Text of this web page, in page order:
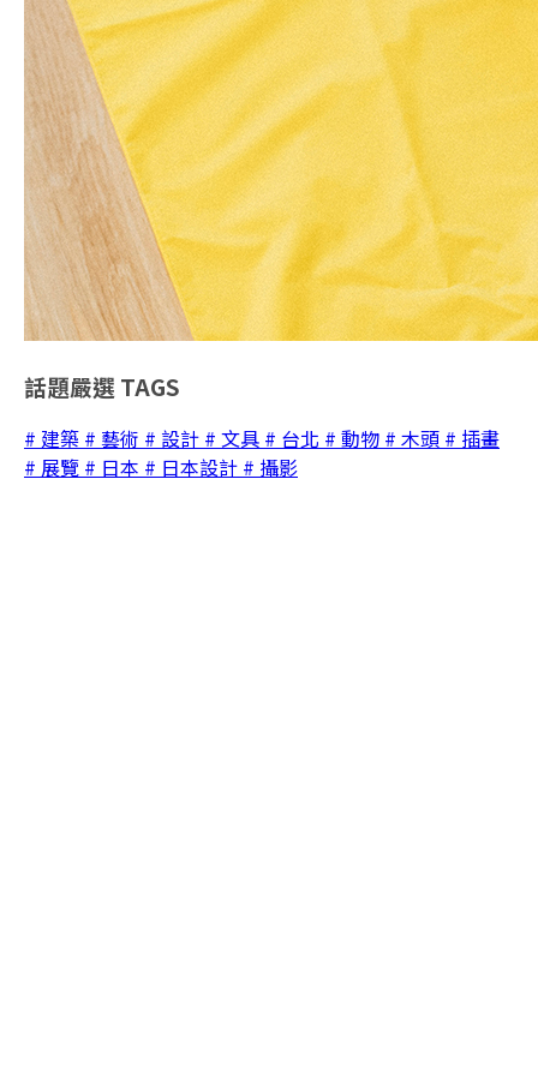
話題嚴選 TAGS
# 建築 # 藝術 # 設計 # 文具 # 台北 # 動物 # 木頭 # 插畫
# 展覽 # 日本 # 日本設計 # 攝影